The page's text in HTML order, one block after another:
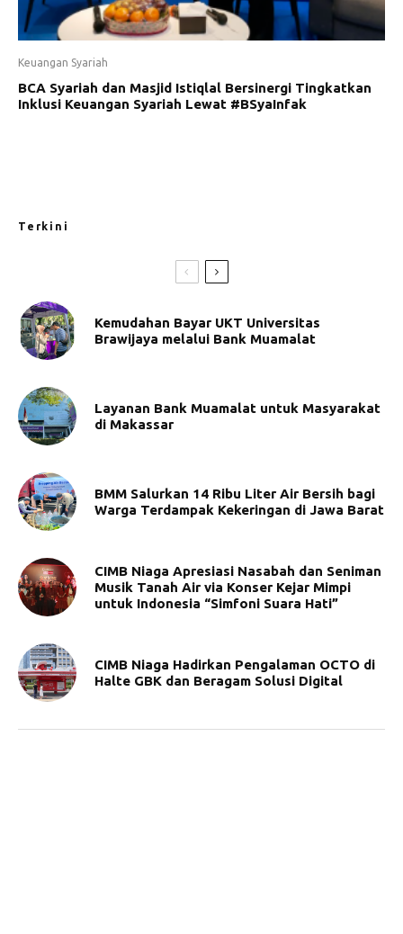
Keuangan Syariah
BCA Syariah dan Masjid Istiqlal Bersinergi Tingkatkan
Inklusi Keuangan Syariah Lewat #BSyaInfak
Terkini
Kemudahan Bayar UKT Universitas
Brawijaya melalui Bank Muamalat
Layanan Bank Muamalat untuk Masyarakat
di Makassar
BMM Salurkan 14 Ribu Liter Air Bersih bagi
Warga Terdampak Kekeringan di Jawa Barat
CIMB Niaga Apresiasi Nasabah dan Seniman
Musik Tanah Air via Konser Kejar Mimpi
untuk Indonesia “Simfoni Suara Hati”
CIMB Niaga Hadirkan Pengalaman OCTO di
Halte GBK dan Beragam Solusi Digital